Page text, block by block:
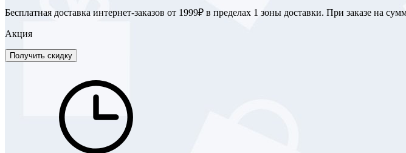
Бесплатная доставка интернет-заказов от 1999₽ в пределах 1 зоны доставки. При заказе на
Акция
Получить скидку